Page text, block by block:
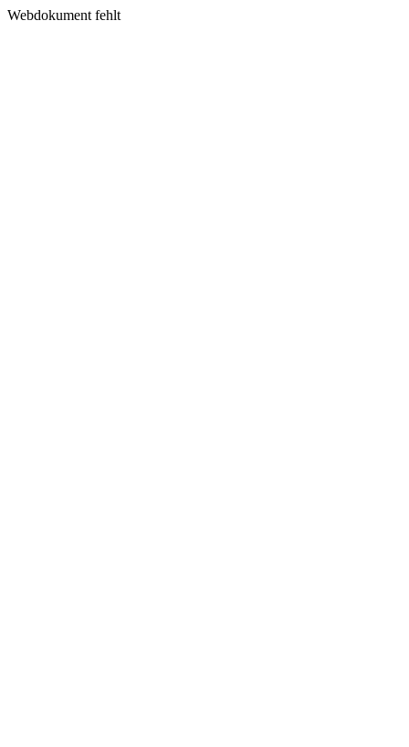
Webdokument fehlt